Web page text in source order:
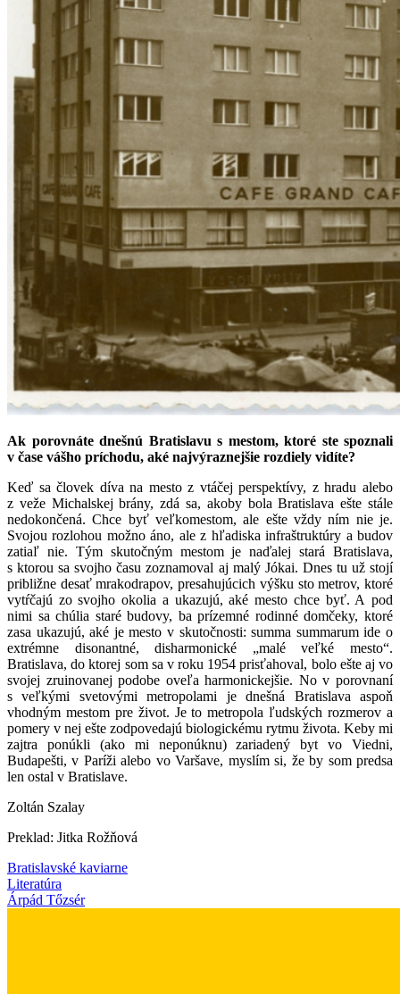
Ak porovnáte dnešnú Bratislavu s mestom, ktoré ste spoznali
v čase vášho príchodu, aké najvýraznejšie rozdiely vidíte?
Keď sa človek díva na mesto z vtáčej perspektívy, z hradu alebo
z veže Michalskej brány, zdá sa, akoby bola Bratislava ešte stále
nedokončená. Chce byť veľkomestom, ale ešte vždy ním nie je.
Svojou rozlohou možno áno, ale z hľadiska infraštruktúry a budov
zatiaľ nie. Tým skutočným mestom je naďalej stará Bratislava,
s ktorou sa svojho času zoznamoval aj malý Jókai. Dnes tu už stojí
približne desať mrakodrapov, presahujúcich výšku sto metrov, ktoré
vytŕčajú zo svojho okolia a ukazujú, aké mesto chce byť. A pod
nimi sa chúlia staré budovy, ba prízemné rodinné domčeky, ktoré
zasa ukazujú, aké je mesto v skutočnosti: summa summarum ide o
extrémne disonantné, disharmonické „malé veľké mesto“.
Bratislava, do ktorej som sa v roku 1954 prisťahoval, bolo ešte aj vo
svojej zruinovanej podobe oveľa harmonickejšie. No v porovnaní
s veľkými svetovými metropolami je dnešná Bratislava aspoň
vhodným mestom pre život. Je to metropola ľudských rozmerov a
pomery v nej ešte zodpovedajú biologickému rytmu života. Keby mi
zajtra ponúkli (ako mi neponúknu) zariadený byt vo Viedni,
Budapešti, v Paríži alebo vo Varšave, myslím si, že by som predsa
len ostal v Bratislave.
Zoltán Szalay
Preklad: Jitka Rožňová
Bratislavské kaviarne
Literatúra
Árpád Tőzsér